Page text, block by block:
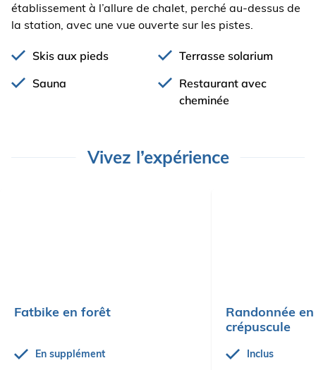
établissement à l’allure de chalet, perché au-dessus de
la station, avec une vue ouverte sur les pistes.
Skis aux pieds
Terrasse solarium
Sauna
Restaurant avec
cheminée
Vivez l’expérience
Fatbike en forêt
En supplément
Randonnée
crépuscule
Inclus